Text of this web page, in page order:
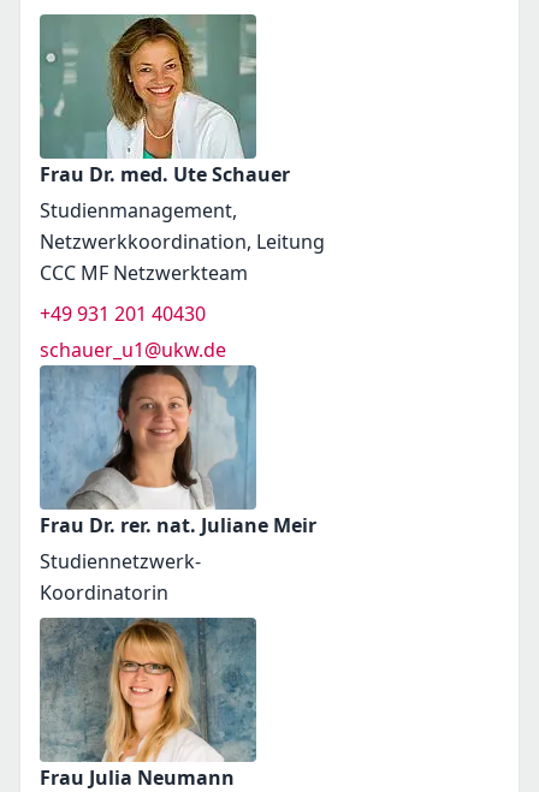
Frau Dr. med. Ute Schauer
Studienmanagement,
Netzwerkkoordination, Leitung
CCC MF Netzwerkteam
+49 931 201 40430
schauer_u1@ukw.de
Frau Dr. rer. nat. Juliane Meir
Studiennetzwerk-
Koordinatorin
Frau Julia Neumann